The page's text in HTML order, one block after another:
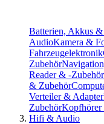
Batterien, Akkus
AudioKamera &
Fahrzeugelektronik
Zubehör
Reader & -Zubehör
& Zubehör
Verteiler & Adapter
ZubehörKopfhörer
Hifi & Audio